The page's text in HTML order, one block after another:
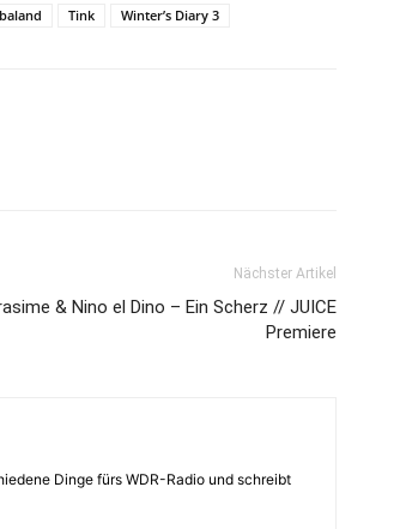
Tink Winter’s Diary 3
Nächster Artikel
& Nino el Dino – Ein Scherz // JUICE
Premiere
Dinge fürs WDR-Radio und schreibt